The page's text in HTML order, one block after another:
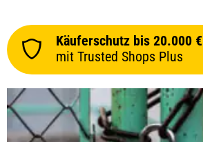
Käuferschutz bis 20.000 €
mit Trusted Shops Plus